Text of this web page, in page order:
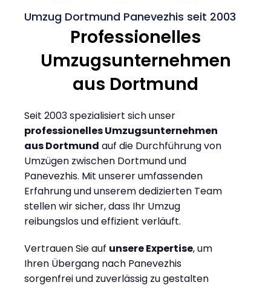
Umzug Dortmund Panevezhis seit 2003
Professionelles
Umzugsunternehmen
aus Dortmund
Seit 2003 spezialisiert sich unser
professionelles Umzugsunternehmen
aus Dortmund auf die Durchführung von
Umzügen zwischen Dortmund und
Panevezhis. Mit unserer umfassenden
Erfahrung und unserem dedizierten Team
stellen wir sicher, dass Ihr Umzug
reibungslos und effizient verläuft.
Vertrauen Sie auf unsere Expertise, um
Ihren Übergang nach Panevezhis
sorgenfrei und zuverlässig zu gestalten